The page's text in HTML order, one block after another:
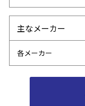
主なメーカー
各メーカー